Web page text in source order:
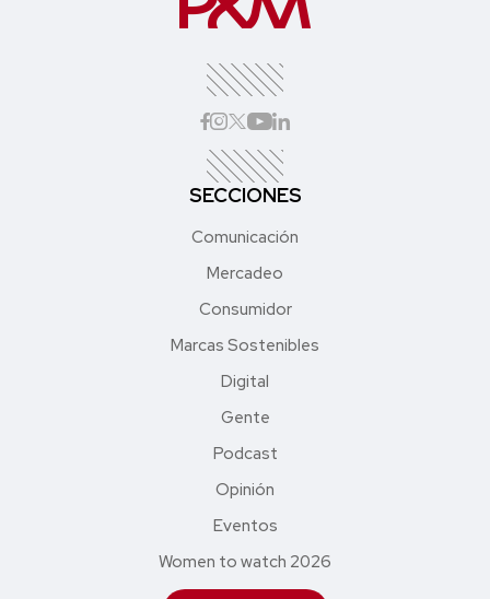
SECCIONES
Comunicación
Mercadeo
Consumidor
Marcas Sostenibles
Digital
Gente
Podcast
Opinión
Eventos
Women to watch 2026